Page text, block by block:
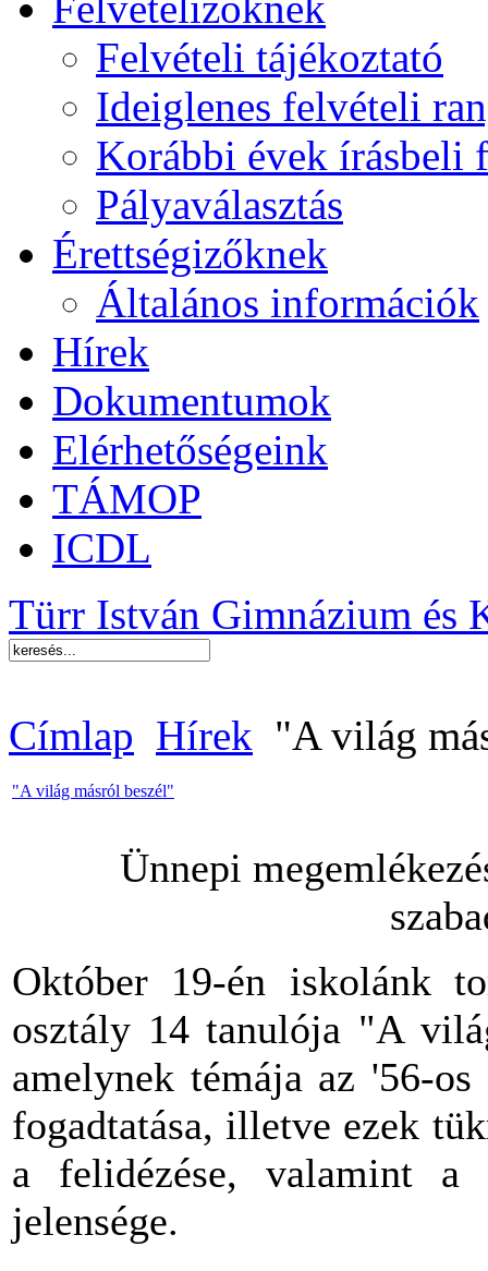
Felvételi tájékoztató
Ideiglenes felvételi
Korábbi évek írásbeli
Pályaválasztás
Érettségizőknek
Általános információk
Hírek
Dokumentumok
Elérhetőségeink
TÁMOP
ICDL
Türr István Gimnázium és
Címlap Hírek "A világ
"A világ másról beszél"
Ünnepi
Október 19-én iskolánk
osztály 14 tanulója "A
amelynek témája az '56-
fogadtatása, illetve ezek
a felidézése, valamint a
jelensége.